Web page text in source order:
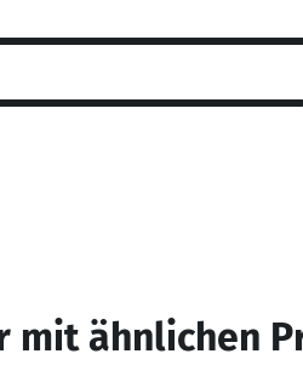
mit ähnlichen